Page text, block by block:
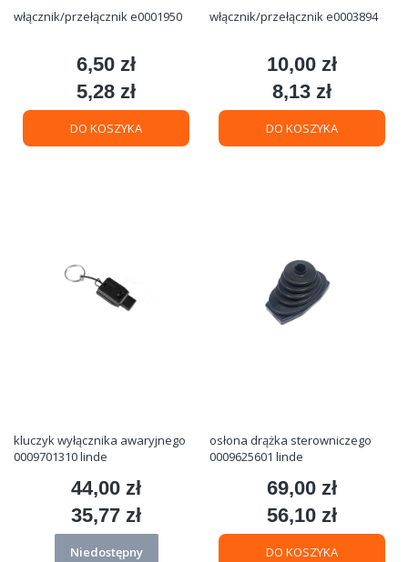
włącznik/przełącznik e0001950
Cena
6,50 zł
Cena
5,28 zł
DO KOSZYKA
włącznik/przełącznik e0003894
Cena
10,00 zł
Cena
8,13 zł
DO KOSZYKA
kluczyk wyłącznika awaryjnego
0009701310 linde
Cena
44,00 zł
Cena
35,77 zł
Niedostępny
osłona drążka sterowniczego
0009625601 linde
Cena
69,00 zł
Cena
56,10 zł
DO KOSZYKA